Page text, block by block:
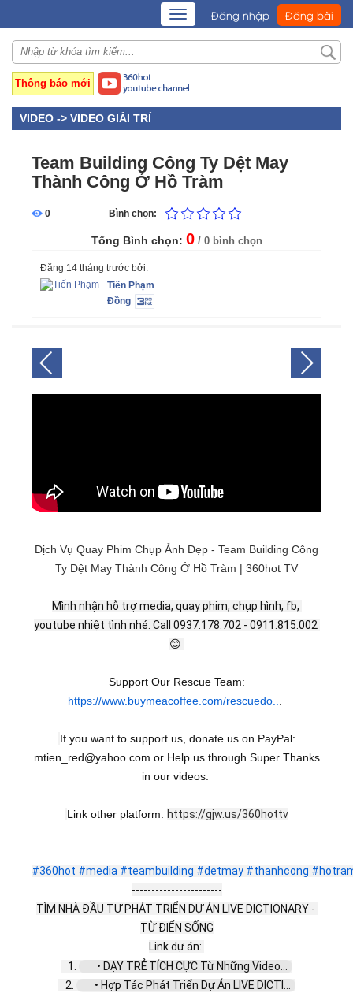
TOGGLE
NAVIGATION
Đăng nhập Đăng bài
Thông báo mới
VIDEO -> VIDEO GIẢI TRÍ
Team Building Công Ty Dệt May
Thành Công Ở Hồ Tràm
0 Bình chọn:
Tổng Bình chọn: 0 / 0 bình chọn
Đăng 14 tháng trước bởi:
Tiến Phạm
Đồng
Dịch Vụ Quay Phim Chụp Ảnh Đẹp - Team Building Công
Ty Dệt May Thành Công Ở Hồ Tràm | 360hot TV
Mình nhận hỗ trợ media, quay phim, chụp hình, fb,
youtube nhiệt tình nhé. Call 0937.178.702 - 0911.815.002
😊
Support Our Rescue Team:
https://www.buymeacoffee.com/rescuedo...
If you want to support us, donate us on PayPal:
mtien_red@yahoo.com or Help us through Super Thanks
in our videos.
Link other platform: https://gjw.us/360hottv
#360hot #media #teambuilding #detmay #thanhcong
-----------------------
TÌM NHÀ ĐẦU TƯ PHÁT TRIỂN DỰ ÁN LIVE DICTIONARY -
TỪ ĐIỂN SỐNG
Link dự án:
   1.
• DẠY TRẺ TÍCH CỰC Từ Những Video...
   2.
• Hợp Tác Phát Triển Dự Án LIVE DICTI...